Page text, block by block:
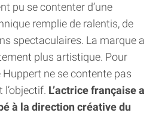
pu se contenter d’une
remplie de ralentis, de
spectaculaires. La marque a
plus artistique. Pour
Huppert ne se contente pas
l’objectif. L’actrice française a
à la direction créative du